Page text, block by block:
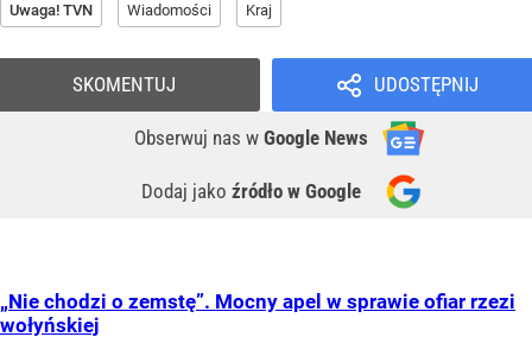
Uwaga! TVN Wiadomości Kraj
UDOSTĘPNIJ
Obserwuj nas w Google News
Dodaj jako źródło w Google
SKOMENTUJ
„Nie chodzi o zemstę”. Mocny apel w sprawie ofiar rzezi
wołyńskiej